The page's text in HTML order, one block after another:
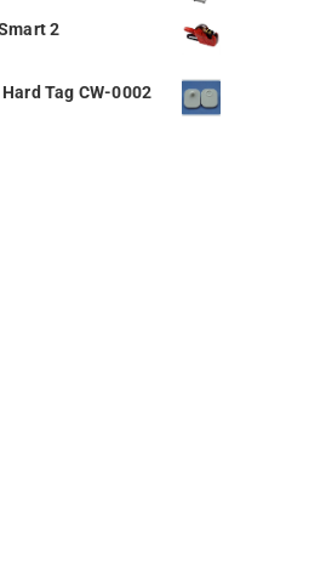
2
Tag CW-0002